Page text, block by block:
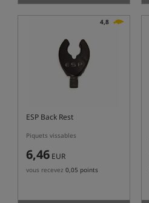
4,8
ESP Back Rest
Piquets vissables
6,46 EUR
vous recevez 0,05 points